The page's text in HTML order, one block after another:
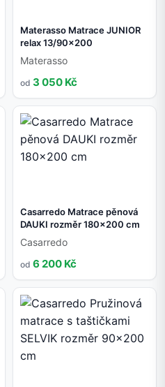
Materasso Matrace JUNIOR
relax 13/90x200
Materasso
od 3 050 Kč
Casarredo Matrace pěnová
DAUKI rozměr 180x200 cm
Casarredo
od 6 200 Kč